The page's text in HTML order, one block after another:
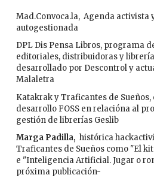
Mad.Convoca.la, Agenda activista
autogestionada
DPL Dis Pensa Libros, programa
editoriales, distribuidoras y
desarrollado por Descontrol y
Malaletra
Katakrak y Traficantes de
desarrollo FOSS en relacióna al
gestión de librerías Geslib
Marga Padilla, histórica
Traficantes de Sueños como "El
e "Inteligencia Artificial. Jugar o
próxima publicación-